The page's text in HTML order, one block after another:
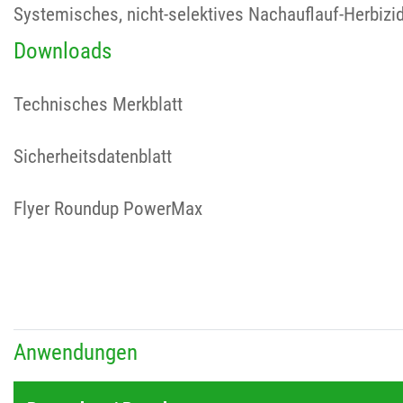
Systemisches, nicht-selektives Nachauflauf-
Downloads
Technisches Merkblatt
Sicherheitsdatenblatt
Flyer Roundup PowerMax
Anwendungen